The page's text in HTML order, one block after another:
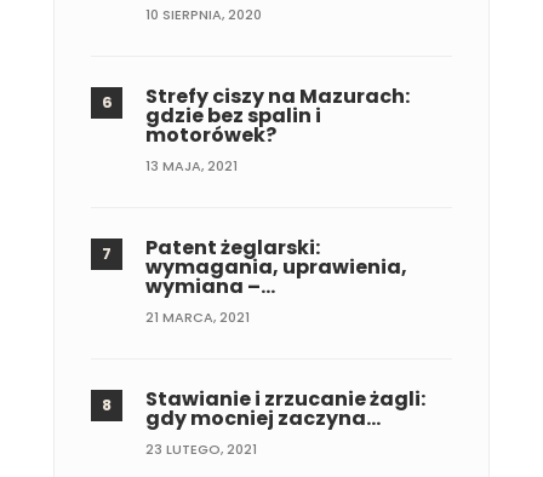
10 SIERPNIA, 2020
Strefy ciszy na Mazurach:
gdzie bez spalin i
motorówek?
13 MAJA, 2021
Patent żeglarski:
wymagania, uprawienia,
wymiana –…
21 MARCA, 2021
Stawianie i zrzucanie żagli:
gdy mocniej zaczyna…
23 LUTEGO, 2021